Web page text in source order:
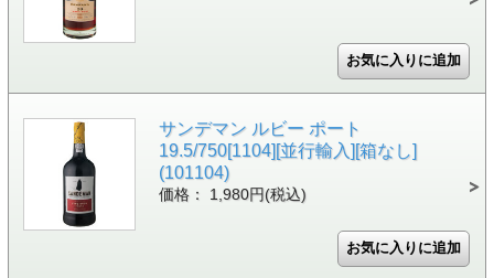
サンデマン ルビー ポート
19.5/750[1104][並行輸入][箱なし]
(101104)
価格： 1,980円(税込)